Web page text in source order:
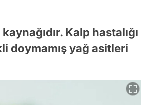
Kalp hastalığı
doymamış yağ asitleri